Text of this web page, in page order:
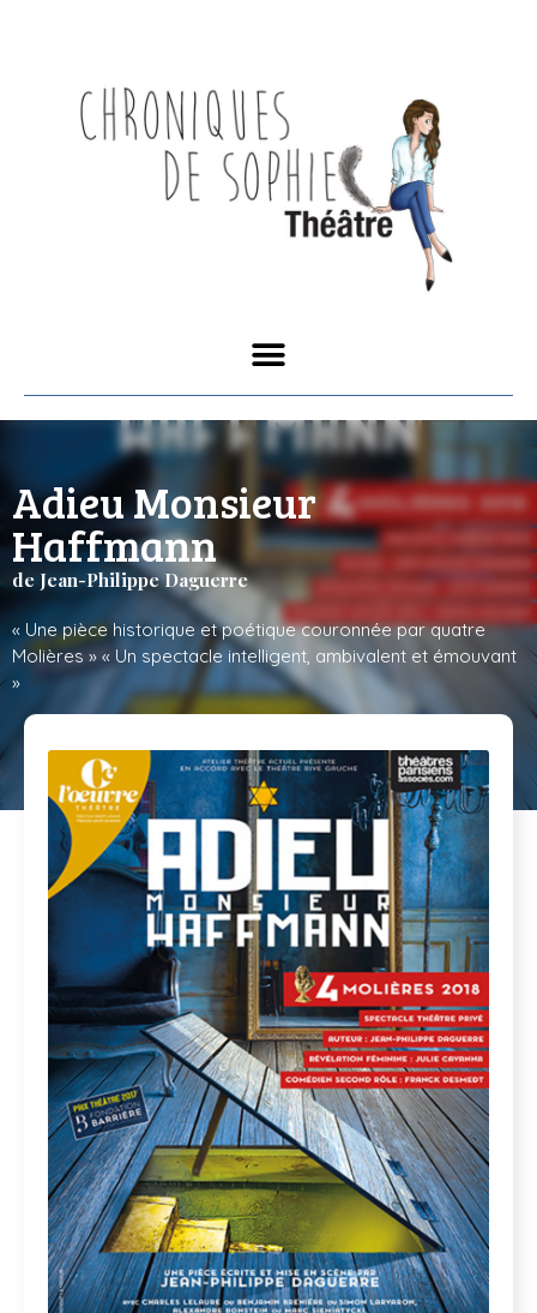
Adieu Monsieur
Haffmann
de Jean-Philippe Daguerre
« Une pièce historique et poétique couronnée par quatre
Molières » « Un spectacle intelligent, ambivalent et émouvant
»